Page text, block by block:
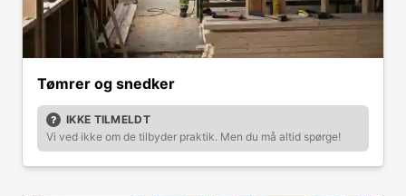
Tømrer og snedker
IKKE TILMELDT
Vi ved ikke om de tilbyder praktik. Men du må altid spørge!